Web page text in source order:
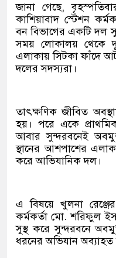
জানা গেছে,
কাশিয়াবাদ স্টেশন
বন বিভাগের একটি দল
সময় লোকালয় থেকে
এলাকায় সিটকা ফাঁদে
দলের সদস্যরা।
তাৎক্ষণিক জীবিত
হয়। পরে একে
আবার সুন্দরবনেই
স্থানের আশপাশের
করে আভিযানিক দল।
এ বিষয়ে খুলনা
কর্মকর্তা মো. শরিফুল
সুস্থ করে সুন্দরবনে
ধরনের অভিযান অব্যাহত